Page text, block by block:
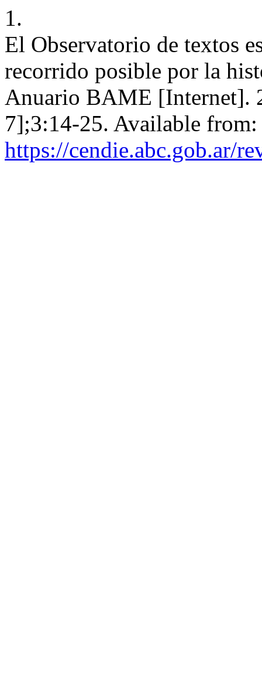
1.
El Observatorio de textos
recorrido posible por la
Anuario BAME [Internet].
7];3:14-25. Available from:
https://cendie.abc.gob.ar/